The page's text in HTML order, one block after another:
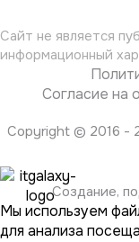
Сайт не является
информационный
Согласие на
Copyright © 2016 -
Создание,
Мы используем
для анализа